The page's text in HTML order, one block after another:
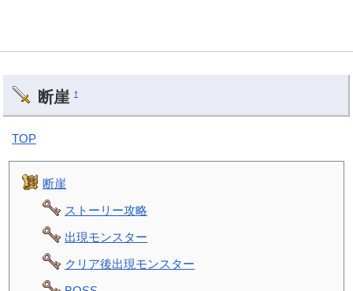
断崖 †
TOP
断崖
ストーリー攻略
出現モンスター
クリア後出現モンスター